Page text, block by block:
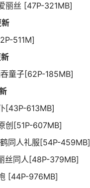
丽丝 [47P-321MB]
511M]
童子[62P-185MB]
[43P-613MB]
创[51P-607MB]
同人礼服[54P-459MB]
丝同人[48P-379MB]
[44P-976MB]